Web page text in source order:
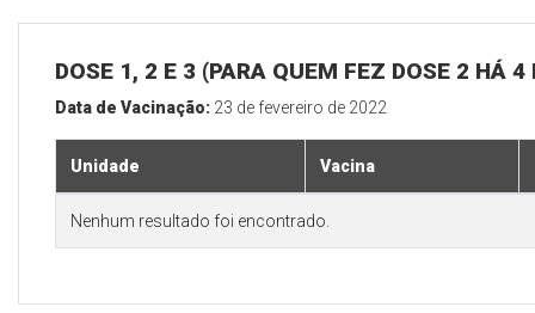
DOSE 1, 2 E 3 (PARA QUEM FEZ DOSE 2 HÁ
Data de Vacinação: 23 de fevereiro de 2022
Unidade Vacina
Nenhum resultado foi encontrado.